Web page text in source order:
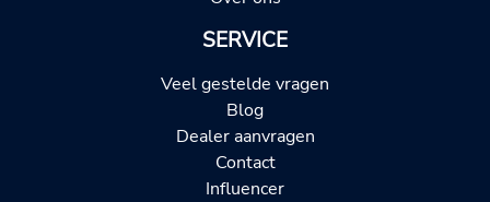
SERVICE
Veel gestelde vragen
Blog
Dealer aanvragen
Contact
Influencer